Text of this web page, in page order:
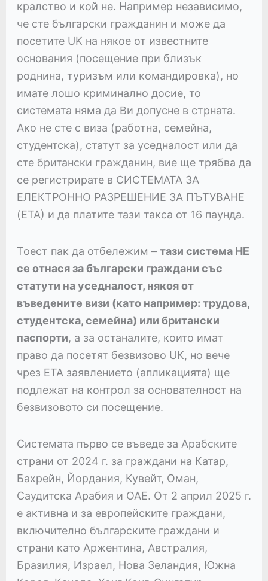
кралство и кой не. Например независимо,
че сте български гражданин и може да
посетите UK на някое от известните
основания (посещение при близък
роднина, туризъм или командировка), но
имате лошо криминално досие, то
системата няма да Ви допусне в стрната.
Ако не сте с виза (работна, семейна,
студентска), статут за уседналост или да
сте британски гражданин, вие ще трябва да
се регистрирате в СИСТЕМАТА ЗА
ЕЛЕКТРОННО РАЗРЕШЕНИЕ ЗА ПЪТУВАНЕ
(ЕТА) и да платите тази такса от 16 паунда.
Тоест пак да отбележим – тази система НЕ
се отнася за български граждани със
статути на уседналост, някоя от
въведените визи (като например: трудова,
студентска, семейна) или британски
паспорти, а за останалите, които имат
право да посетят безвизово UK, но вече
чрез ЕТА заявлението (апликацията) ще
подлежат на контрол за основателност на
безвизовото си посещение.
Системата първо се въведе за Арабските
страни от 2024 г. за граждани на Катар,
Бахрейн, Йордания, Кувейт, Оман,
Саудитска Арабия и ОАЕ. От 2 април 2025 г.
е активна и за европейските граждани,
включително българските граждани и
страни като Аржентина, Австралия,
Бразилия, Израел, Нова Зеландия, Южна